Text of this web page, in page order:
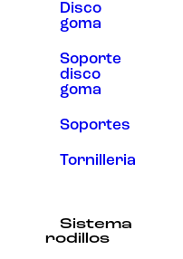
Disco
goma
Soporte
disco
goma
Soportes
Tornilleria
Sistema
rodillos